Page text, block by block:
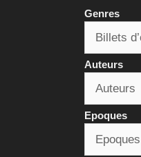
Genres
Auteurs
Epoques